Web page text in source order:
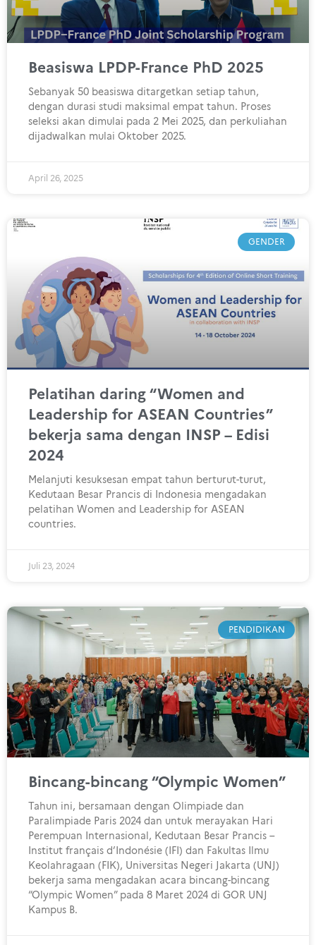
Beasiswa LPDP-France PhD 2025
Sebanyak 50 beasiswa ditargetkan setiap tahun,
dengan durasi studi maksimal empat tahun. Proses
seleksi akan dimulai pada 2 Mei 2025, dan perkuliahan
dijadwalkan mulai Oktober 2025.
April 26, 2025
GENDER
Pelatihan daring “Women and
Leadership for ASEAN Countries”
bekerja sama dengan INSP – Edisi
2024
Melanjuti kesuksesan empat tahun berturut-turut,
Kedutaan Besar Prancis di Indonesia mengadakan
pelatihan Women and Leadership for ASEAN
countries.
Juli 23, 2024
PENDIDIKAN
Bincang-bincang “Olympic Women”
Tahun ini, bersamaan dengan Olimpiade dan
Paralimpiade Paris 2024 dan untuk merayakan Hari
Perempuan Internasional, Kedutaan Besar Prancis –
Institut français d’Indonésie (IFI) dan Fakultas Ilmu
Keolahragaan (FIK), Universitas Negeri Jakarta (UNJ)
bekerja sama mengadakan acara bincang-bincang
“Olympic Women” pada 8 Maret 2024 di GOR UNJ
Kampus B.